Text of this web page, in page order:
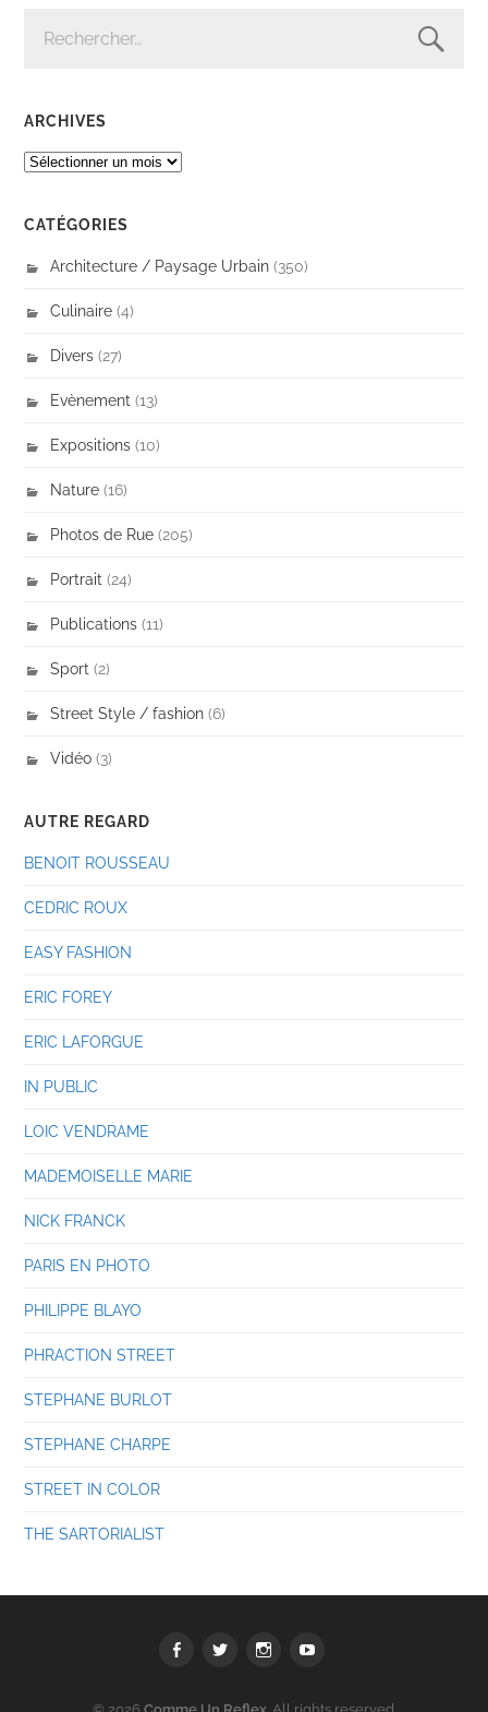
ARCHIVES
ARCHIVES
CATÉGORIES
Architecture / Paysage Urbain (350)
Culinaire (4)
Divers (27)
Evènement (13)
Expositions (10)
Nature (16)
Photos de Rue (205)
Portrait (24)
Publications (11)
Sport (2)
Street Style / fashion (6)
Vidéo (3)
AUTRE REGARD
BENOIT ROUSSEAU
CEDRIC ROUX
EASY FASHION
ERIC FOREY
ERIC LAFORGUE
IN PUBLIC
LOIC VENDRAME
MADEMOISELLE MARIE
NICK FRANCK
PARIS EN PHOTO
PHILIPPE BLAYO
PHRACTION STREET
STEPHANE BURLOT
STEPHANE CHARPE
STREET IN COLOR
THE SARTORIALIST
FacebookTwitter Instagramyoutube